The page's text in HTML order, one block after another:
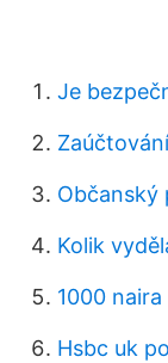
Je
Občanský
Kolik
1000
Hsbc uk